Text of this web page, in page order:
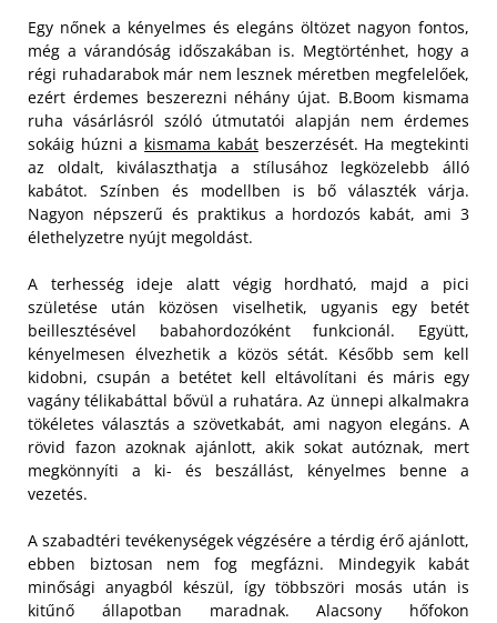
Egy nőnek a kényelmes és elegáns öltözet nagyon fontos,
még a várandóság időszakában is. Megtörténhet, hogy a
régi ruhadarabok már nem lesznek méretben megfelelőek,
ezért érdemes beszerezni néhány újat. B.Boom kismama
ruha vásárlásról szóló útmutatói alapján nem érdemes
sokáig húzni a kismama kabátbeszerzését. Ha megtekinti
az oldalt, kiválaszthatja a stílusához legközelebb álló
kabátot. Színben és modellben is bő választék várja.
Nagyon népszerű és praktikus a hordozós kabát, ami 3
élethelyzetre nyújt megoldást.
A terhesség ideje alatt végig hordható, majd a pici
születése után közösen viselhetik, ugyanis egy betét
beillesztésével babahordozóként funkcionál. Együtt,
kényelmesen élvezhetik a közös sétát. Később sem kell
kidobni, csupán a betétet kell eltávolítani és máris egy
vagány télikabáttal bővül a ruhatára. Az ünnepi alkalmakra
tökéletes választás a szövetkabát, ami nagyon elegáns. A
rövid fazon azoknak ajánlott, akik sokat autóznak, mert
megkönnyíti a ki- és beszállást, kényelmes benne a
vezetés.
A szabadtéri tevékenységek végzésére a térdig érő ajánlott,
ebben biztosan nem fog megfázni. Mindegyik kabát
minősági anyagból készül, így többszöri mosás után is
kitűnő állapotban maradnak. Alacsony hőfokon